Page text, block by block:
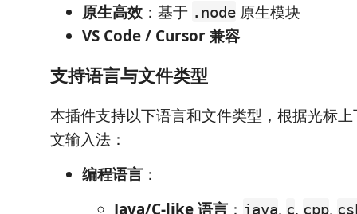
原生高效 ：基于 .node 原生模块
VS Code / Cursor 兼容
支持语言与文件类型
本插件支持以下语言和文件类型，根据光标
文输入法：
编程语言 ：
Java/C-like 语言 ： java, c, cpp,